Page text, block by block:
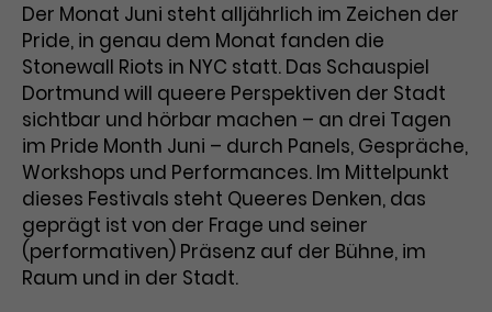
Der Monat Juni steht alljährlich im Zeichen der
Pride, in genau dem Monat fanden die
Stonewall Riots in NYC statt. Das Schauspiel
Dortmund will queere Perspektiven der Stadt
sichtbar und hörbar machen – an drei Tagen
im Pride Month Juni – durch Panels, Gespräche,
Workshops und Performances. Im Mittelpunkt
dieses Festivals steht Queeres Denken, das
geprägt ist von der Frage und seiner
(performativen) Präsenz auf der Bühne, im
Raum und in der Stadt.